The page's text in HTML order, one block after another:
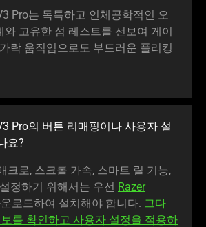
Pro는 독특하고 인체공학적인 오
와 고유한 섬 레스트를 선보여 게이
락 움직임으로도 부드러운 플리킹
Pro의 버튼 리매핑이나 사용자 설
요?
크로, 스크롤 가속, 스마트 릴 기능,
정하기 위해서는 우선 Razer
로드하여 설치해야 합니다. 그다
를 확인하고 사용자 설정을 적용하